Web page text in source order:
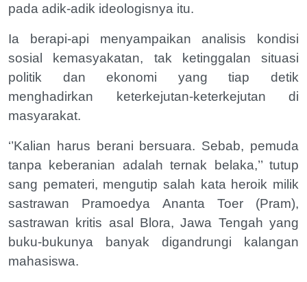
pada adik-adik ideologisnya itu.
Ia berapi-api menyampaikan analisis kondisi
sosial kemasyakatan, tak ketinggalan situasi
politik dan ekonomi yang tiap detik
menghadirkan keterkejutan-keterkejutan di
masyarakat.
‘’Kalian harus berani bersuara. Sebab, pemuda
tanpa keberanian adalah ternak belaka,’’ tutup
sang pemateri, mengutip salah kata heroik milik
sastrawan Pramoedya Ananta Toer (Pram),
sastrawan kritis asal Blora, Jawa Tengah yang
buku-bukunya banyak digandrungi kalangan
mahasiswa.